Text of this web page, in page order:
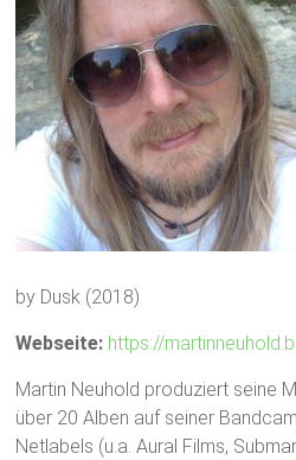
by Dusk (2018)
Webseite: https://
Martin Neuhold produziert seine
über 20 Alben auf seiner
Netlabels (u.a. Aural Films,